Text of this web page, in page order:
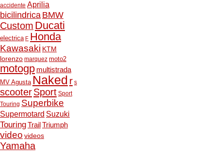
accidente Aprilia
bicilindrica BMW
Custom Ducati
electrica F Honda
Kawasaki KTM
lorenzo marquez moto2
motogp multistrada
MV Agusta Naked r s
scooterSport Sport
Touring Superbike
Supermotard Suzuki
TouringTrailTriumph
video videos
Yamaha